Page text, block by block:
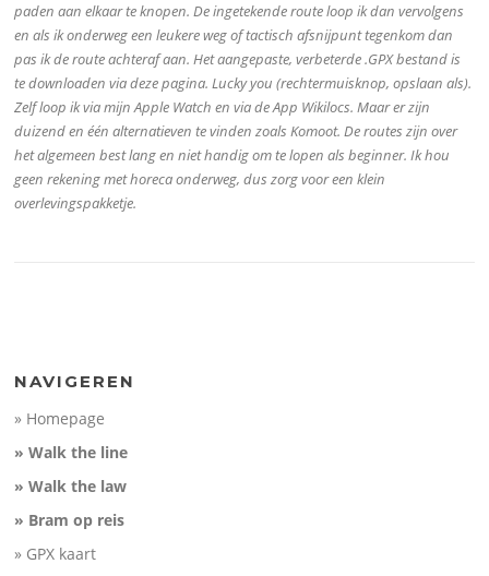
0
Distance (km)
Elevation (m)
Name:RS34: Amersfoort -
Distance:
47,2 km
Minimum elevation:0 m
Maximum elevation: 58 m
Elevation gain:228 m
Elevation loss:236 m
Duration:No data
50
Distance (km)
Elevation (m)
Name:3600: Zwolle-
Distance:
335,8 km
Minimum elevation:0 m
Maximum elevation: 110 m
Elevation gain:1018 m
Elevation loss:1035 m
Duration:2d 10:36'29.599
0
Distance (km)
Elevation (m)
Name:Betuwelijn: Elst-
Distance:
134 km
Minimum elevation:-3 m
Maximum elevation: 13 m
Elevation gain:389 m
Elevation loss:401 m
Duration:No data
0
Distance (km)
Elevation (m)
Name:Route: RS32
Distance:
82,9 km
Minimum elevation:7 m
Maximum elevation: 44 m
Elevation gain:312 m
Elevation loss:311 m
Duration:No data
paden aan elkaar te knopen. De ingetekende route loop ik dan vervolgens
en als ik onderweg een leukere weg of tactisch afsnijpunt tegenkom dan
pas ik de route achteraf aan. Het aangepaste, verbeterde .GPX bestand is
te downloaden via deze pagina. Lucky you (rechtermuisknop, opslaan als).
Zelf loop ik via mijn Apple Watch en via de App Wikilocs. Maar er zijn
duizend en één alternatieven te vinden zoals Komoot. De routes zijn over
het algemeen best lang en niet handig om te lopen als beginner. Ik hou
geen rekening met horeca onderweg, dus zorg voor een klein
overlevingspakketje.
NAVIGEREN
» Homepage
» Walk the line
» Walk the law
» Bram op reis
» GPX kaart